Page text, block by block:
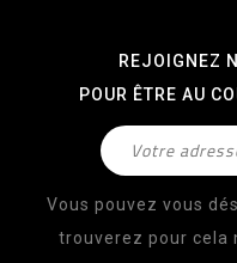
REJOIGNEZ
POUR ÊTRE AU
Vous pouvez vous
trouverez pour cela